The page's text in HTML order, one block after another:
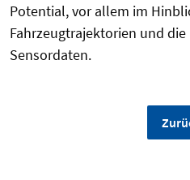
Potential, vor allem im
Fahrzeugtrajektorien und
Sensordaten.